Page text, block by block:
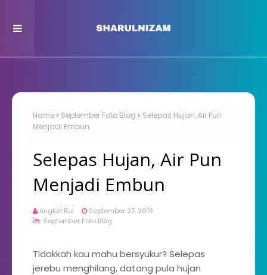
Home September Foto Blog
Selepas Hujan, Air Pun
Menjadi Embun
Selepas Hujan, Air Pun
Menjadi Embun
Angkel Rul
September 27, 2019
September Foto Blog
Tidakkah kau mahu bersyukur? Selepas
jerebu menghilang, datang pula hujan